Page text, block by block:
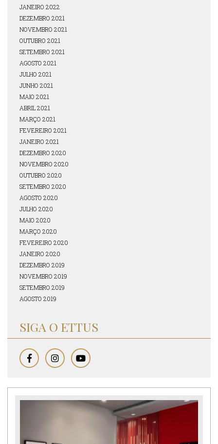
JANEIRO 2022
DEZEMBRO 2021
NOVEMBRO 2021
OUTUBRO 2021
SETEMBRO 2021
AGOSTO 2021
JULHO 2021
JUNHO 2021
MAIO 2021
ABRIL 2021
MARÇO 2021
FEVEREIRO 2021
JANEIRO 2021
DEZEMBRO 2020
NOVEMBRO 2020
OUTUBRO 2020
SETEMBRO 2020
AGOSTO 2020
JULHO 2020
MAIO 2020
MARÇO 2020
FEVEREIRO 2020
JANEIRO 2020
DEZEMBRO 2019
NOVEMBRO 2019
SETEMBRO 2019
AGOSTO 2019
SIGA O ETTUS